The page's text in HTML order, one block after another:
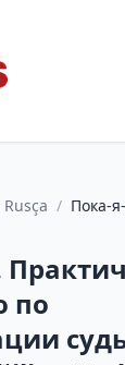
Rusça / Пока-
по